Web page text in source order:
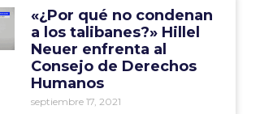
«¿Por qué no condenan
a los talibanes?» Hillel
Neuer enfrenta al
Consejo de Derechos
Humanos
septiembre 17, 2021